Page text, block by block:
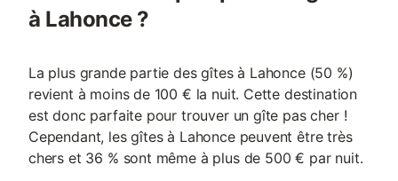
à Lahonce ?
La plus grande partie des gîtes à Lahonce (50 %)
revient à moins de 100 € la nuit. Cette destination
est donc parfaite pour trouver un gîte pas cher !
Cependant, les gîtes à Lahonce peuvent être très
chers et 36 % sont même à plus de 500 € par nuit.